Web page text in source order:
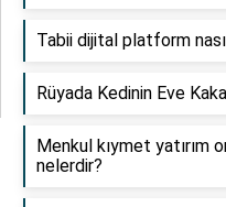
Tabii dijital platform
Rüyada Kedinin Eve
Menkul kıymet yatırım
nelerdir?